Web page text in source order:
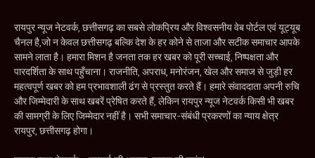
रायपुर न्यूज नेटवर्क – सच्चाई की आवाज, जनता की पसंद!
Contact Us
News Editor:
Pankaj Vishwakarma